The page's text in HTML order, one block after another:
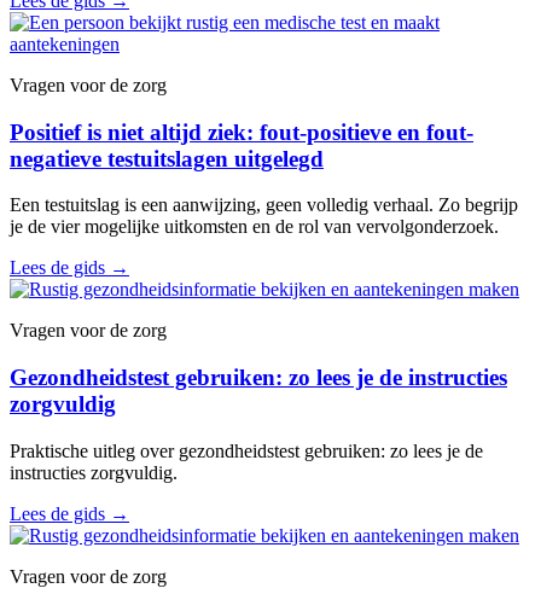
Vragen voor de zorg
Positief is niet altijd ziek: fout-positieve en fout-
negatieve testuitslagen uitgelegd
Een testuitslag is een aanwijzing, geen volledig verhaal. Zo begrijp
je de vier mogelijke uitkomsten en de rol van vervolgonderzoek.
Lees de gids →
Vragen voor de zorg
Gezondheidstest gebruiken: zo lees je de instructies
zorgvuldig
Praktische uitleg over gezondheidstest gebruiken: zo lees je de
instructies zorgvuldig.
Lees de gids →
Vragen voor de zorg